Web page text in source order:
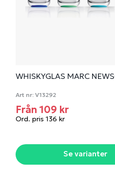
WHISKYGLAS MARC
Art nr: V13292
Från 109 kr
Ord. pris 136 kr
Se varianter